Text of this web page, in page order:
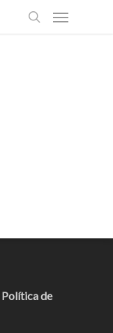
Política de